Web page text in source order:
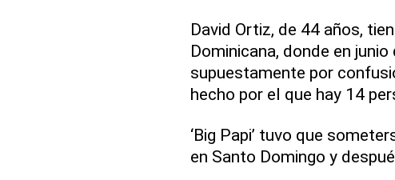
David Ortiz, de 44 años,
Dominicana, donde en
supuestamente por
hecho por el que hay 14
‘Big Papi’ tuvo que
en Santo Domingo y